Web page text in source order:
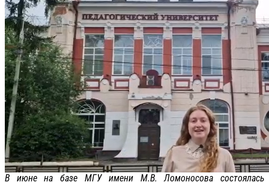
В июне на базе МГУ имени М.В. Ломоносова состоялась